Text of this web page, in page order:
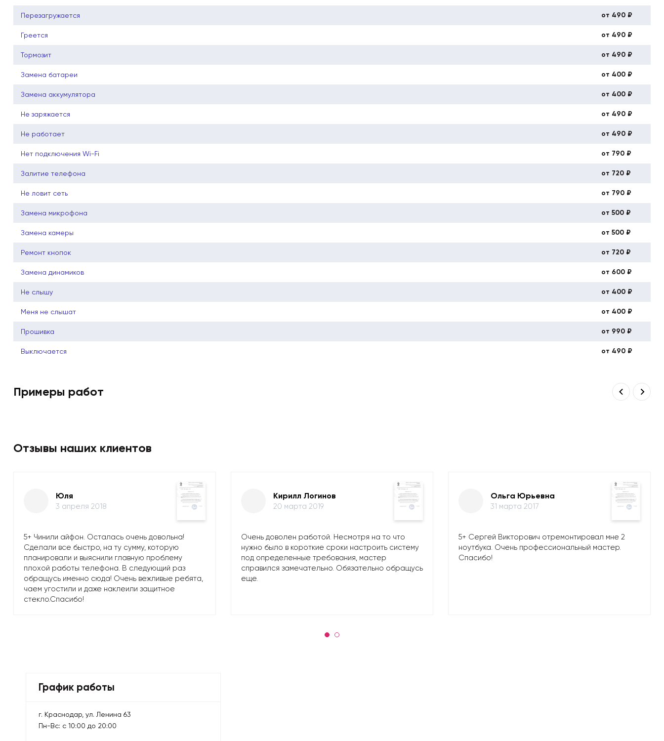
Перезагружается от 490 ₽
Греется от 490 ₽
Тормозит от 490 ₽
Замена батареи от 400 ₽
Замена аккумулятора от 400 ₽
Не заряжается от 490 ₽
Не работает от 490 ₽
Нет подключения Wi-Fi от 790 ₽
Залитие телефона от 720 ₽
Не ловит сеть от 790 ₽
Замена микрофона от 500 ₽
Замена камеры от 500 ₽
Ремонт кнопок от 720 ₽
Замена динамиков от 600 ₽
Не слышу от 400 ₽
Меня не слышат от 400 ₽
Прошивка от 990 ₽
Выключается от 490 ₽
Примеры работ
Отзывы наших клиентов
Юля
3 апреля 2018
5+ Чинили айфон. Осталась очень довольна!
Сделали все быстро, на ту сумму, которую
планировали и выяснили главную проблему
плохой работы телефона. В следующий раз
обращусь именно сюда! Очень вежливые ребята,
чаем угостили и даже наклеили защитное
стекло.Спасибо!
Кирилл Логинов
20 марта 2019
Очень доволен работой. Несмотря на то что
нужно было в короткие сроки настроить систему
под определенные требования, мастер
справился замечательно. Обязательно обращусь
еще.
Ольга Юрьевна
31 марта 2017
5+ Сергей Викторович отремонтировал мне 2
ноутбука. Очень профессиональный мастер.
Спасибо!
График работы
г. Краснодар, ул. Ленина 63
Пн-Вс: с 10:00 до 20:00